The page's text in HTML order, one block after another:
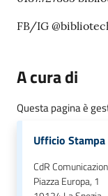
P
Tutti
gli
argomenti...
Seguici
FB/IG
A cura di
Questa pagina è
Ufficio Stampa
CdR
Piazza Europa, 1